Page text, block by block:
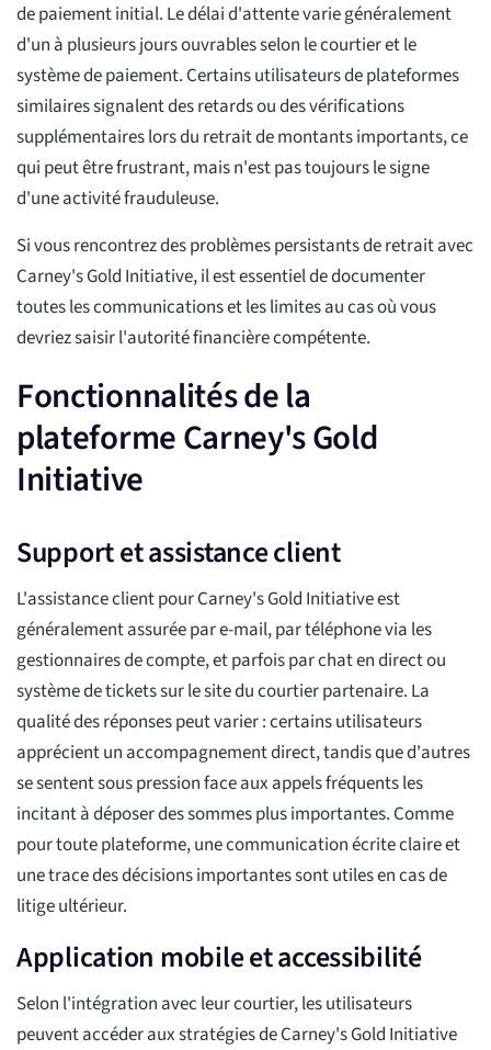
de paiement initial. Le délai d'attente varie généralement
d'un à plusieurs jours ouvrables selon le courtier et le
système de paiement. Certains utilisateurs de plateformes
similaires signalent des retards ou des vérifications
supplémentaires lors du retrait de montants importants, ce
qui peut être frustrant, mais n'est pas toujours le signe
d'une activité frauduleuse.
Si vous rencontrez des problèmes persistants de retrait avec
Carney's Gold Initiative, il est essentiel de documenter
toutes les communications et les limites au cas où vous
devriez saisir l'autorité financière compétente.
Fonctionnalités de la
plateforme Carney's Gold
Initiative
Support et assistance client
L'assistance client pour Carney's Gold Initiative est
généralement assurée par e-mail, par téléphone via les
gestionnaires de compte, et parfois par chat en direct ou
système de tickets sur le site du courtier partenaire. La
qualité des réponses peut varier : certains utilisateurs
apprécient un accompagnement direct, tandis que d'autres
se sentent sous pression face aux appels fréquents les
incitant à déposer des sommes plus importantes. Comme
pour toute plateforme, une communication écrite claire et
une trace des décisions importantes sont utiles en cas de
litige ultérieur.
Application mobile et accessibilité
Selon l'intégration avec leur courtier, les utilisateurs
peuvent accéder aux stratégies de Carney's Gold Initiative